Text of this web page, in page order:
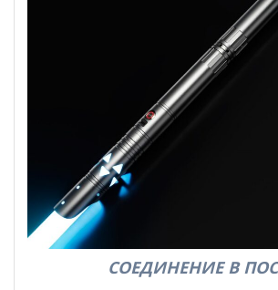
СОЕДИНЕНИЕ В